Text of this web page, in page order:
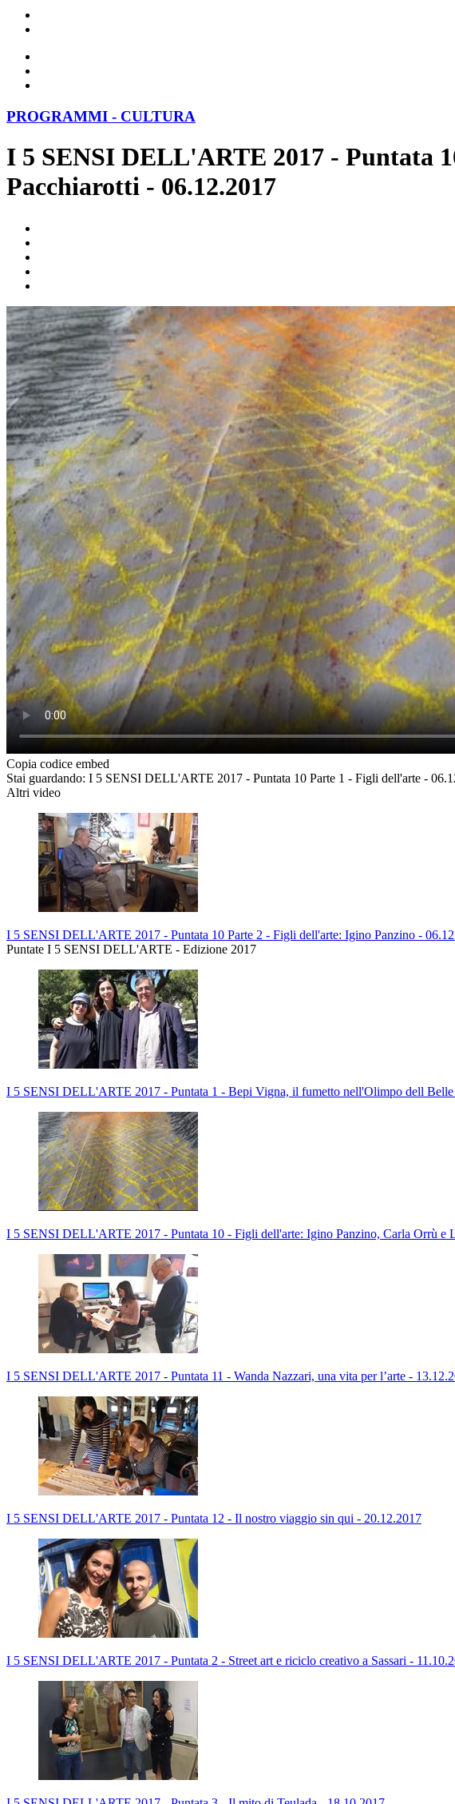
PROGRAMMI - CULTURA
I 5 SENSI DELL'ARTE 2017 - Puntata
Pacchiarotti - 06.12.2017
Copia codice embed
Stai guardando: I 5 SENSI DELL'ARTE 2017 - Puntata 10 Parte 1 - Figli dell'arte -
Altri video
I 5 SENSI DELL'ARTE 2017 - Puntata 10 Parte 2 - Figli dell'arte: Igino Panzino -
Puntate I 5 SENSI DELL'ARTE - Edizione 2017
I 5 SENSI DELL'ARTE 2017 - Puntata 1 - Bepi Vigna, il fumetto nell'Olimpo dell
I 5 SENSI DELL'ARTE 2017 - Puntata 10 - Figli dell'arte: Igino Panzino, Carla Orrù e
I 5 SENSI DELL'ARTE 2017 - Puntata 11 - Wanda Nazzari, una vita per l’arte -
I 5 SENSI DELL'ARTE 2017 - Puntata 12 - Il nostro viaggio sin qui - 20.12.2017
I 5 SENSI DELL'ARTE 2017 - Puntata 2 - Street art e riciclo creativo a Sassari -